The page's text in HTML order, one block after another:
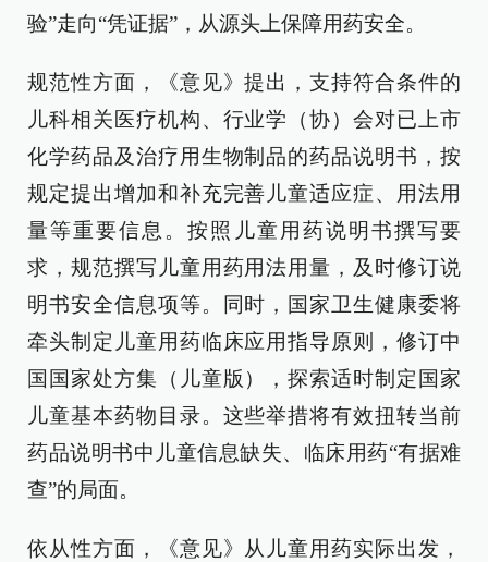
验”走向“凭证据”，从源头上保障用药安全。
规范性方面，《意见》提出，支持符合条件的
儿科相关医疗机构、行业学（协）会对已上市
化学药品及治疗用生物制品的药品说明书，按
规定提出增加和补充完善儿童适应症、用法用
量等重要信息。按照儿童用药说明书撰写要
求，规范撰写儿童用药用法用量，及时修订说
明书安全信息项等。同时，国家卫生健康委将
牵头制定儿童用药临床应用指导原则，修订中
国国家处方集（儿童版），探索适时制定国家
儿童基本药物目录。这些举措将有效扭转当前
药品说明书中儿童信息缺失、临床用药“有据难
查”的局面。
依从性方面，《意见》从儿童用药实际出发，